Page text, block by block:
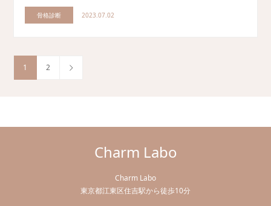
骨格診断 2023.07.02
1 2
Charm Labo
Charm Labo
東京都江東区住吉駅から徒歩10分